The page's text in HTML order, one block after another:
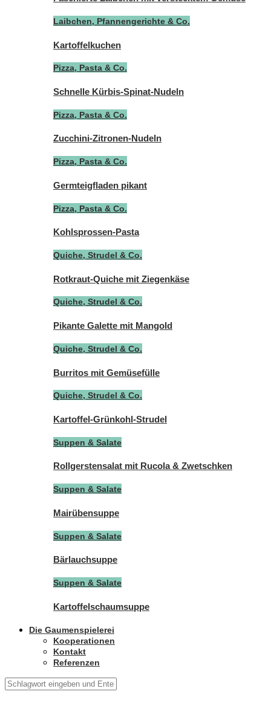
Laibchen, Pfannengerichte & Co.
Kartoffelkuchen
Pizza, Pasta & Co.
Schnelle Kürbis-Spinat-Nudeln
Pizza, Pasta & Co.
Zucchini-Zitronen-Nudeln
Pizza, Pasta & Co.
Germteigfladen pikant
Pizza, Pasta & Co.
Kohlsprossen-Pasta
Quiche, Strudel & Co.
Rotkraut-Quiche mit Ziegenkäse
Quiche, Strudel & Co.
Pikante Galette mit Mangold
Quiche, Strudel & Co.
Burritos mit Gemüsefülle
Quiche, Strudel & Co.
Kartoffel-Grünkohl-Strudel
Suppen & Salate
Rollgerstensalat mit Rucola & Zwetschken
Suppen & Salate
Mairübensuppe
Suppen & Salate
Bärlauchsuppe
Suppen & Salate
Kartoffelschaumsuppe
Die Gaumenspielerei
Kooperationen
Kontakt
Referenzen